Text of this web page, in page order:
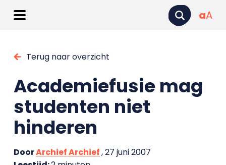
aA
Terug naar overzicht
Academiefusie mag
studenten niet
hinderen
DoorArchief Archief, 27 juni 2007